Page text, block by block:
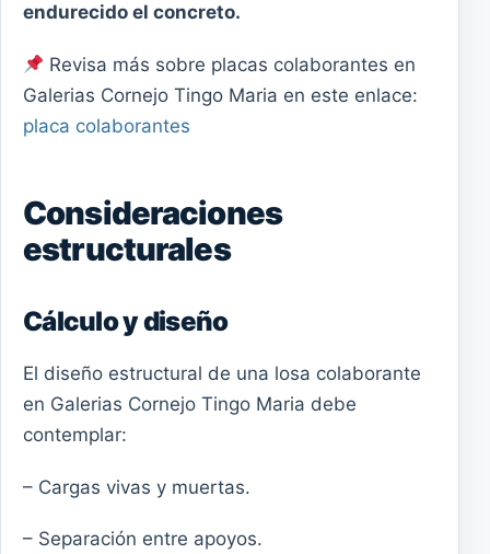
endurecido el concreto.
Revisa más sobre placas colaborantes en
Galerias Cornejo Tingo Maria en este enlace:
placa colaborantes
Consideraciones
estructurales
Cálculo y diseño
El diseño estructural de una losa colaborante
en Galerias Cornejo Tingo Maria debe
contemplar:
– Cargas vivas y muertas.
– Separación entre apoyos.